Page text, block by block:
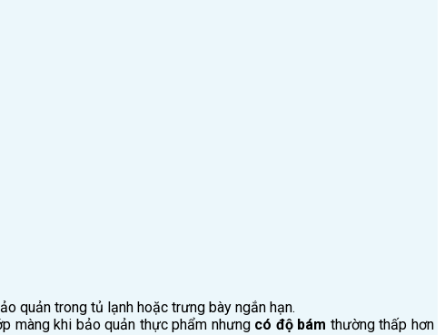
quản trong tủ lạnh hoặc trưng bày ngắn hạn.
màng khi bảo quản thực phẩm nhưng có độ bám thường thấp hơn